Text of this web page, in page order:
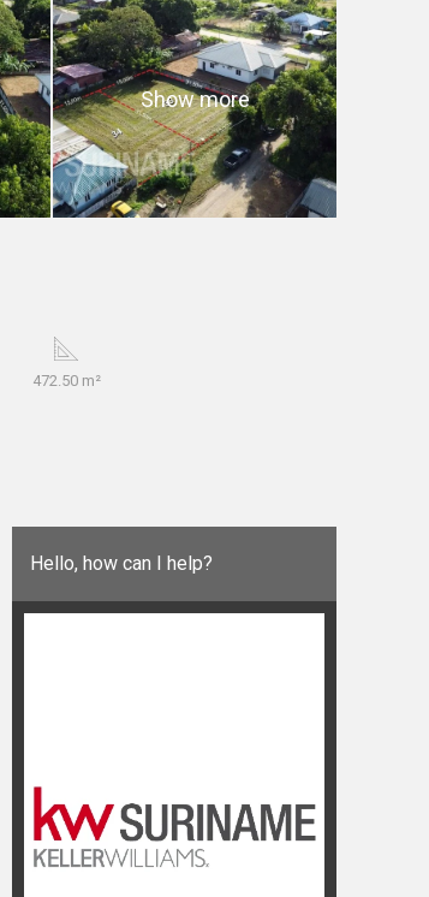
472.50 m²
Hello, how can I help?